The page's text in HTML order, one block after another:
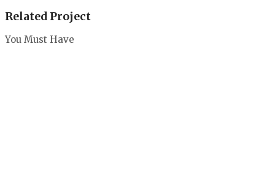
Related Project
You Must Have